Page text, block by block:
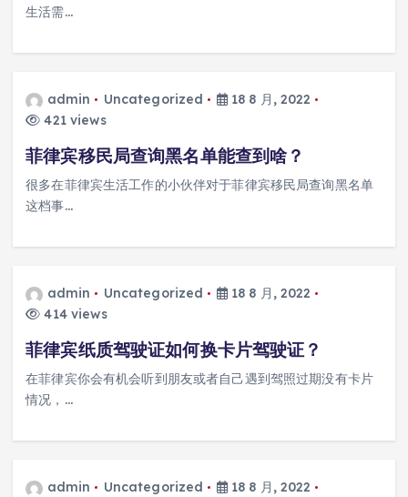
生活需…
admin Uncategorized
18 8 月, 2022
421 views
菲律宾移民局查询黑名单能查到啥？
很多在菲律宾生活工作的小伙伴对于菲律宾移民局查询黑名单
这档事…
admin Uncategorized
18 8 月, 2022
414 views
菲律宾纸质驾驶证如何换卡片驾驶证？
在菲律宾你会有机会听到朋友或者自己遇到驾照过期没有卡片
情况，…
admin Uncategorized
18 8 月, 2022